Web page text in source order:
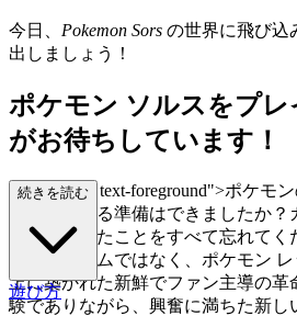
今日、 Pokemon Sors の世界に飛び込
出しましょう！
ポケモン ソルスをプレ
がお待ちしています！
class="mb-4 text-foreground">ポケモ
大な旅に出る準備はできましたか
で知っていたことをすべて忘れてく
ただのゲームではなく、ポケモン
上に築かれた新鮮でファン主導の革
験でありながら、興奮に満ちた新し
続きを読む
遊び方